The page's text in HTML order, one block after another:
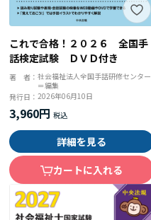
これで合格！２０２６ 全国手
話検定試験 ＤＶＤ付き
著 者：社会福祉法人全国手話研修センター
＝編集
発行日：2026年06月10日
3,960円
詳細を見る
カートに入れる